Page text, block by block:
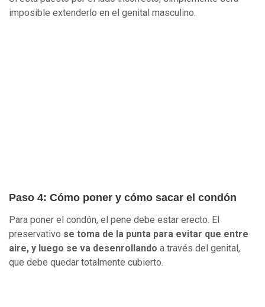
imposible extenderlo en el genital masculino.
Paso 4: Cómo poner y cómo sacar el condón
Para poner el condón, el pene debe estar erecto. El
preservativo se toma de la punta para evitar que entre
aire, y luego se va desenrollando a través del genital,
que debe quedar totalmente cubierto.